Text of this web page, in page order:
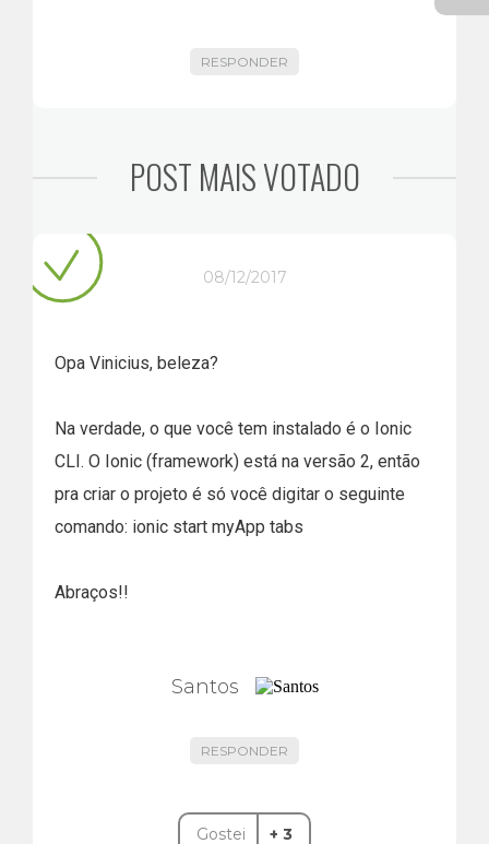
RESPONDER
POST MAIS VOTADO
08/12/2017
Opa Vinicius, beleza?
Na verdade, o que você tem instalado é o Ionic
CLI. O Ionic (framework) está na versão 2, então
pra criar o projeto é só você digitar o seguinte
comando: ionic start myApp tabs
Abraços!!
Santos
RESPONDER
Gostei + 3